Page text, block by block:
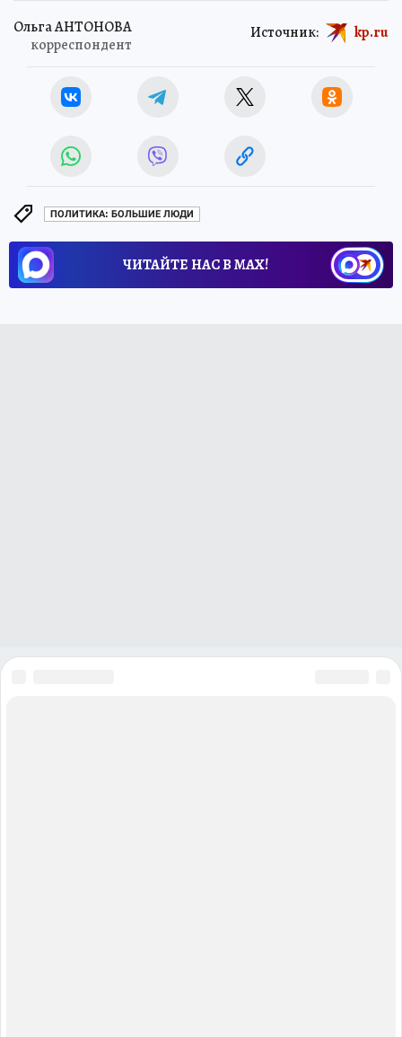
Ольга АНТОНОВА
корреспондент
Источник: kp.ru
ПОЛИТИКА: БОЛЬШИЕ ЛЮДИ
ЧИТАЙТЕ НАС В МАХ!